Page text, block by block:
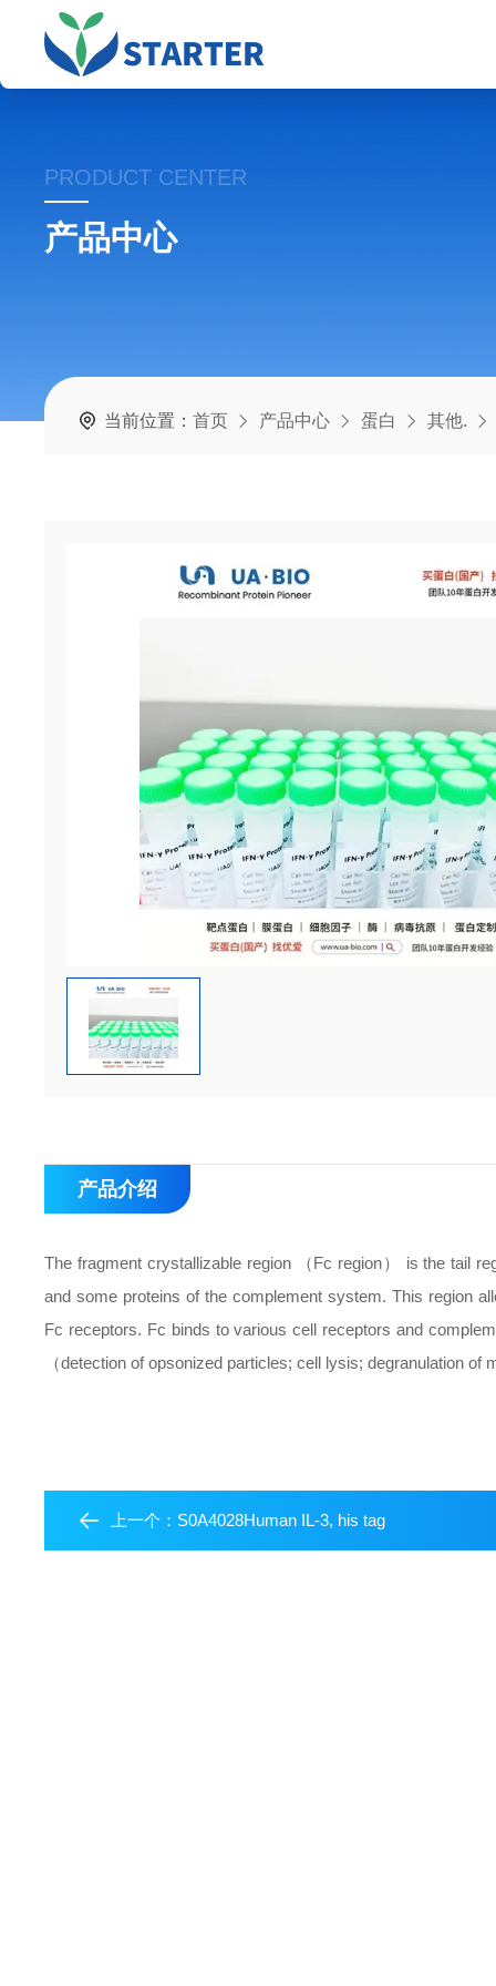
PRODUCT CENTER
产品中心
当前位置：首页 产品中心 蛋白 其他.
产品介绍
The fragment crystallizable region （Fc region） is the tail
and some proteins of the complement system. This region
Fc receptors. Fc binds to various cell receptors and
（detection of opsonized particles; cell lysis; degranulation
上一个： S0A4028Human IL-3, his tag